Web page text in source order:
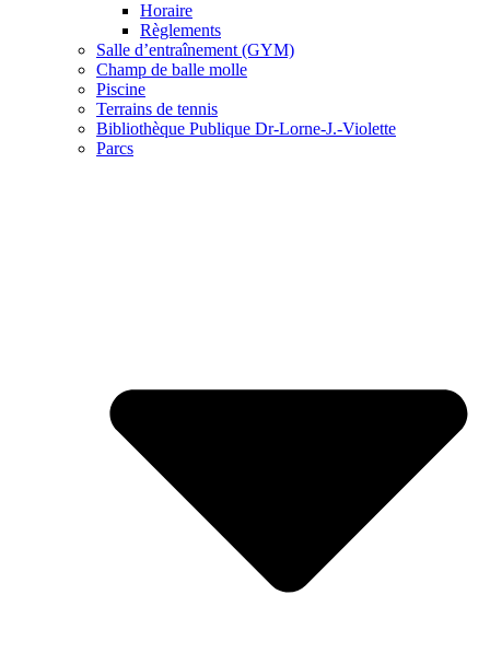
Horaire
Règlements
Salle d’entraînement (GYM)
Champ de balle molle
Piscine
Terrains de tennis
Bibliothèque Publique Dr-Lorne-J.-Violette
Parcs